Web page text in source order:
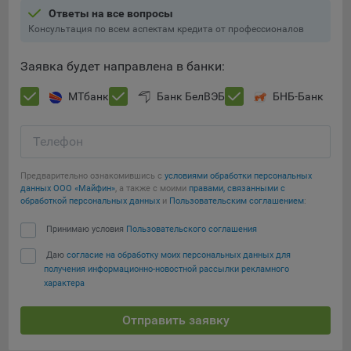
составить представление о тенденциях использования
сайта в целом. Общество использует информацию для
9.5. Файлы cookie, применяемые для определения целевой
аудитории и в рекламных целях, например Яндекс.Метрика,
Google Analytics.
платформ «Google Analytics», «Яндекс.Метрика»
(статистические), установлены на сервере Общества и не
передаются третьим лицам, часть из которых хранятся во
время пользования сайтом;
Остальные - не более года.
Отключение аналитических файлов cookie не позволяет
наиболее и наименее популярные страницы и принимать
меры по совершенствованию работы сайта исходя из
Сохранить мои изменения
Сохранить по умолчанию
Ответы на все вопросы
Консультация по всем аспектам кредита от профессионалов
Заявка будет направлена в банки:
МТбанк Банк БелВЭБ БНБ-Банк
Телефон
Предварительно ознакомившись с условиями обработки персональных
данных ООО «Майфин», а также с моими правами, связанными с
обработкой персональных данных и Пользовательским соглашением:
Принимаю условия Пользовательского соглашения
Даю согласие на обработку моих персональных данных для
получения информационно-новостной рассылки рекламного
характера
Отправить заявку